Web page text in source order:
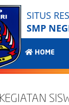
SITUS
SMP
HOME
KEGIATAN